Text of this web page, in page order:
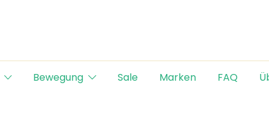
Bewegung Sale Marken FAQ